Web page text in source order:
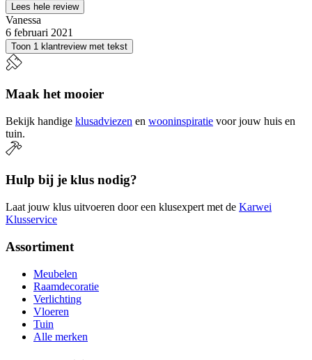
Lees hele review
Vanessa
6 februari 2021
Toon 1 klantreview met tekst
Maak het mooier
Bekijk handige klusadviezen en wooninspiratie voor jouw huis en
tuin.
Hulp bij je klus nodig?
Laat jouw klus uitvoeren door een klusexpert met de Karwei
Klusservice
Assortiment
Meubelen
Raamdecoratie
Verlichting
Vloeren
Tuin
Alle merken